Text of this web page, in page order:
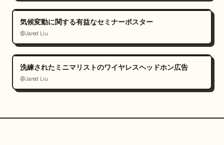
気候変動に関する有益なセミナーポスター
@Jared Liu
洗練されたミニマリストのワイヤレスヘッドホン広告
@Jared Liu